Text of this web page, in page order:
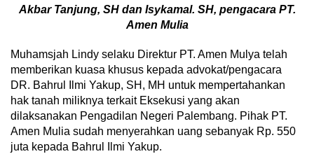
Akbar Tanjung, SH dan Isykamal. SH, pengacara PT.
Amen Mulia
Muhamsjah Lindy selaku Direktur PT. Amen Mulya telah
memberikan kuasa khusus kepada advokat/pengacara
DR. Bahrul Ilmi Yakup, SH, MH untuk mempertahankan
hak tanah miliknya terkait Eksekusi yang akan
dilaksanakan Pengadilan Negeri Palembang. Pihak PT.
Amen Mulia sudah menyerahkan uang sebanyak Rp. 550
juta kepada Bahrul Ilmi Yakup.